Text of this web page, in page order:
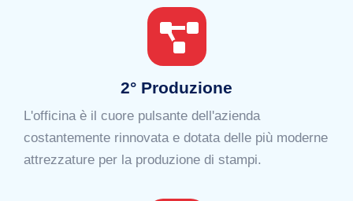
2° Produzione
L'officina è il cuore pulsante dell'azienda
costantemente rinnovata e dotata delle più moderne
attrezzature per la produzione di stampi.